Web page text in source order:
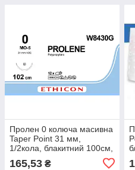
Пролен 0 колюча масивна
Taper Point 31 мм,
1/2кола, блакитний 100см,
165,53 ₴